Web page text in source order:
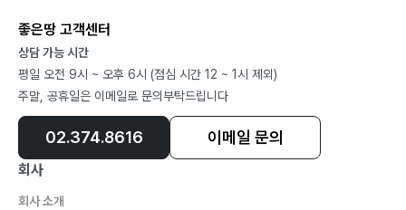
좋은땅 고객센터
상담 가능 시간
평일 오전 9시 ~ 오후 6시 (점심 시간 12 ~ 1시 제외)
주말, 공휴일은 이메일로 문의부탁드립니다
02.374.8616 이메일 문의
회사
회사 소개